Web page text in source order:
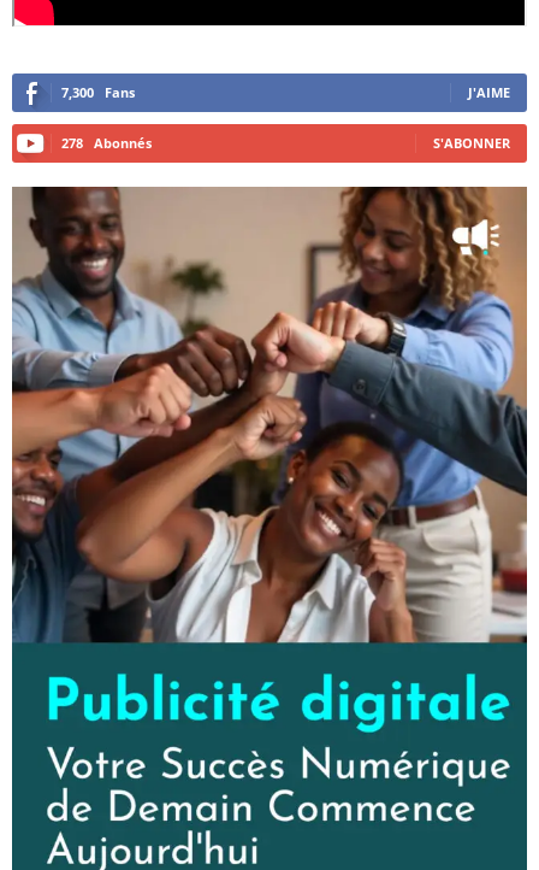
7,300 Fans J'AIME
278 Abonnés S'ABONNER